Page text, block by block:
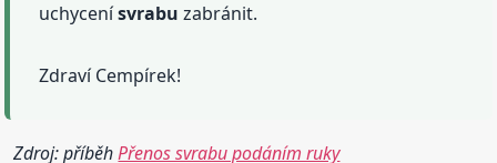
uchycenísvrabu zabránit.
Zdraví Cempírek!
Zdroj: příběhPřenos svrabu podáním ruky